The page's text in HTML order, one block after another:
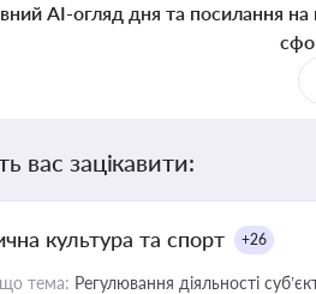
AI-огляд дня та посилання на
вас зацікавити:
культура та спорт +26
тема: Регулювання діяльності